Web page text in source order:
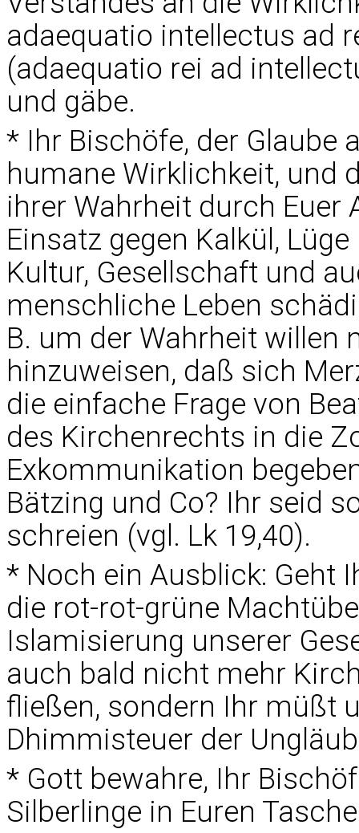
adaequatio intellectus ad
(adaequatio rei ad
und gäbe.
* Ihr Bischöfe, der Glaube
humane Wirklichkeit, und
ihrer Wahrheit durch Euer
Einsatz gegen Kalkül,
Kultur, Gesellschaft und
menschliche Leben
B. um der Wahrheit willen
hinzuweisen, daß sich
die einfache Frage von
des Kirchenrechts in die
Exkommunikation
Bätzing und Co? Ihr seid
schreien (vgl. Lk 19,40).
* Noch ein Ausblick: Geht
die rot-rot-grüne
Islamisierung unserer
auch bald nicht mehr
fließen, sondern Ihr müßt
Dhimmisteuer der
* Gott bewahre, Ihr
Silberlinge in Euren